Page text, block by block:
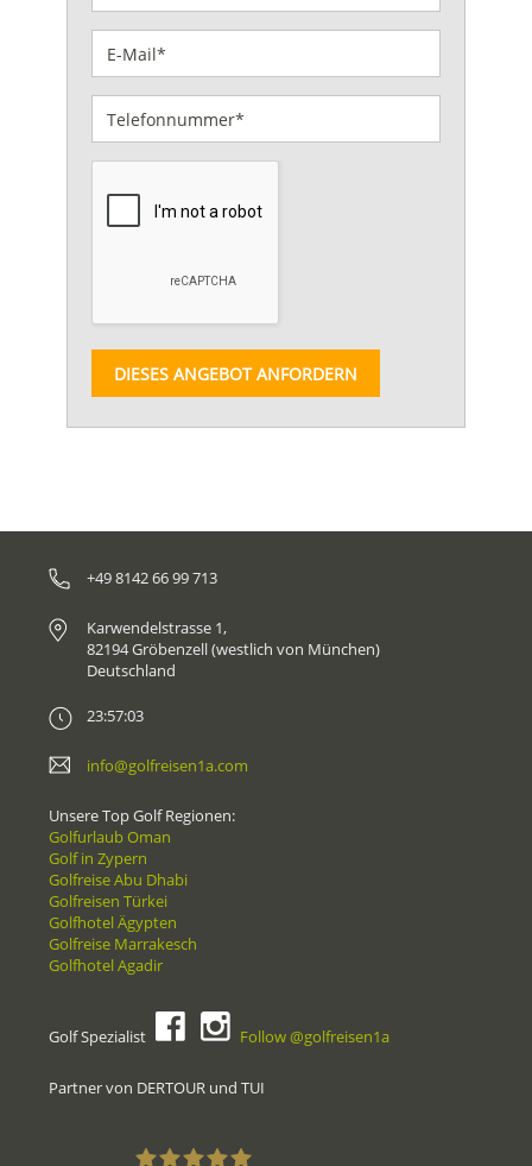
DIESES ANGEBOT ANFORDERN
+49 8142 66 99 713
Karwendelstrasse 1,
82194 Gröbenzell (westlich von München)
Deutschland
23:57:03
info@golfreisen1a.com
Unsere Top Golf Regionen:
Golfurlaub Oman
Golf in Zypern
Golfreise Abu Dhabi
Golfreisen Türkei
Golfhotel Ägypten
Golfreise Marrakesch
Golfhotel Agadir
Golf Spezialist Follow @golfreisen1a
Partner von DERTOUR und TUI